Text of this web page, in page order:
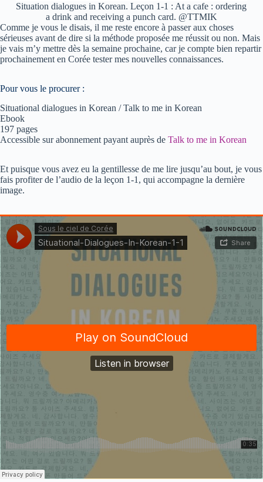
Situation dialogues in Korean. Leçon 1-1 : At a cafe : ordering
a drink and receiving a punch card. @TTMIK
Comme je vous le disais, il me reste encore à passer aux choses
sérieuses avant de dire si la méthode proposée me réussit ou non. Mais
je vais m’y mettre dès la semaine prochaine, car je compte bien repartir
prochainement en Corée tester mes nouvelles connaissances.
Pour vous le procurer :
Situational dialogues in Korean / Talk to me in Korean
Ebook
197 pages
Accessible sur abonnement payant auprès de Talk to me in Korean
Et puisque vous avez eu la gentillesse de me lire jusqu’au bout, je vous
fais profiter de l’audio de la leçon 1-1, qui accompagne la dernière
image.